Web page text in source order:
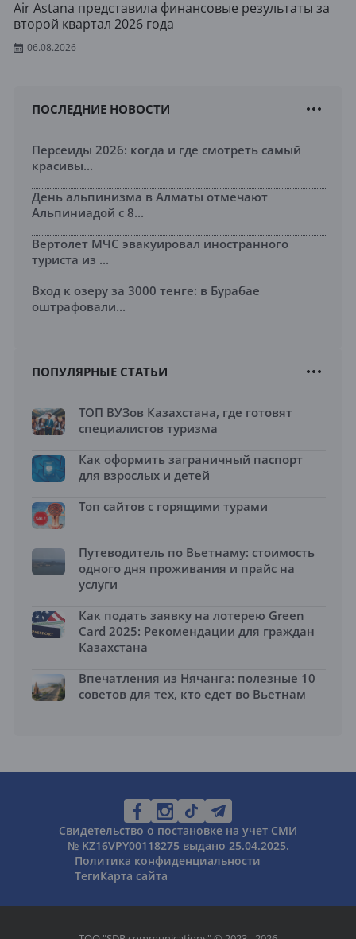
Air Astana представила финансовые результаты за
второй квартал 2026 года
06.08.2026
ПОСЛЕДНИЕ НОВОСТИ
Персеиды 2026: когда и где смотреть самый
красивы...
День альпинизма в Алматы отмечают
Альпиниадой с 8...
Вертолет МЧС эвакуировал иностранного
туриста из ...
Вход к озеру за 3000 тенге: в Бурабае
оштрафовали...
ПОПУЛЯРНЫЕ СТАТЬИ
ТОП ВУЗов Казахстана, где готовят
специалистов туризма
Как оформить заграничный паспорт
для взрослых и детей
Топ сайтов с горящими турами
Путеводитель по Вьетнаму: стоимость
одного дня проживания и прайс на
услуги
Как подать заявку на лотерею Green
Card 2025: Рекомендации для граждан
Казахстана
Впечатления из Нячанга: полезные 10
советов для тех, кто едет во Вьетнам
Свидетельство о постановке на учет СМИ
№ KZ16VPY00118275 выдано 25.04.2025.
Политика конфиденциальности
ТегиКарта сайта